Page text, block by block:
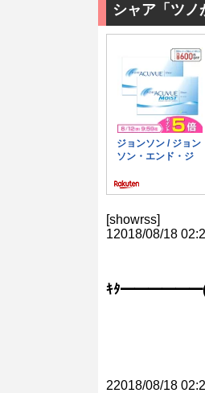
シャア「ツノ
[showrss]
12018/08/18
ｷﾀ
22018/08/18